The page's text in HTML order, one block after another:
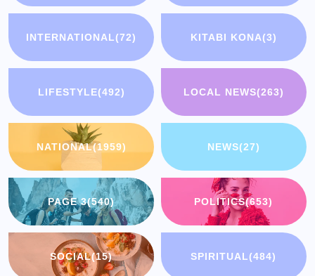
INTERNATIONAL(72) KITABI KONA(3)
LIFESTYLE(492) LOCAL NEWS(263)
NATIONAL(1959) NEWS(27)
PAGE 3(540) POLITICS(653)
SOCIAL(15) SPIRITUAL(484)